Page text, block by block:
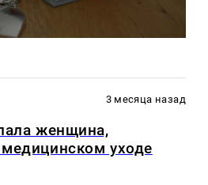
3 месяца назад
женщина,
уходе